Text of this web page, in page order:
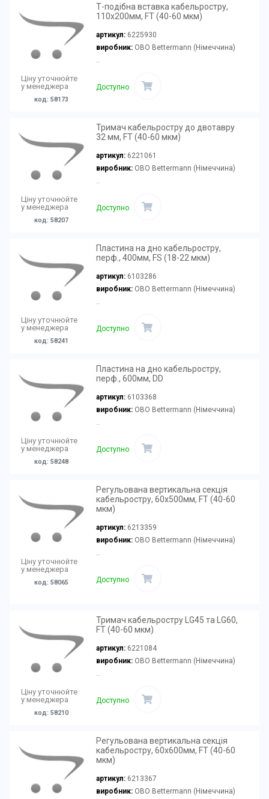
Ціну уточнюйте
у менеджера
код: 58173
Т-подібна вставка кабельростру,
110х200мм, FT (40-60 мкм)
артикул: 6225930
виробник:OBO Bettermann (Німеччина)
..
Доступно
Ціну уточнюйте
у менеджера
код: 58207
Тримач кабельростру до двотавру
32 мм, FT (40-60 мкм)
артикул: 6221061
виробник:OBO Bettermann (Німеччина)
..
Доступно
Ціну уточнюйте
у менеджера
код: 58241
Пластина на дно кабельростру,
перф., 400мм, FS (18-22 мкм)
артикул: 6103286
виробник:OBO Bettermann (Німеччина)
..
Доступно
Ціну уточнюйте
у менеджера
код: 58248
Пластина на дно кабельростру,
перф., 600мм, DD
артикул: 6103368
виробник:OBO Bettermann (Німеччина)
..
Доступно
Ціну уточнюйте
у менеджера
код: 58065
Регульована вертикальна секція
кабельростру, 60х500мм, FT (40-60
мкм)
артикул: 6213359
виробник:OBO Bettermann (Німеччина)
..
Доступно
Ціну уточнюйте
у менеджера
код: 58210
Тримач кабельростру LG45 та LG60,
FT (40-60 мкм)
артикул: 6221084
виробник:OBO Bettermann (Німеччина)
..
Доступно
Регульована вертикальна секція
кабельростру, 60х600мм, FT (40-60
мкм)
артикул: 6213367
виробник:OBO Bettermann (Німеччина)